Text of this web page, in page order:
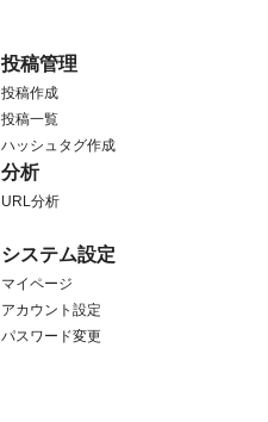
投稿管理
投稿作成
投稿一覧
ハッシュタグ作成
分析
URL分析
システム設定
マイページ
アカウント設定
パスワード変更